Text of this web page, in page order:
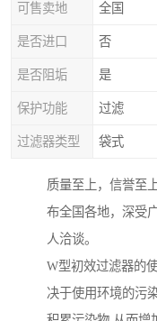
可售卖地 全国
是否进口 否
是否阻垢 是
保护功能 过滤
过滤器类型 袋式
质量至上，信誉至
布全国各地，深受
人洽谈。
W型初效过滤器的
决于使用环境的污